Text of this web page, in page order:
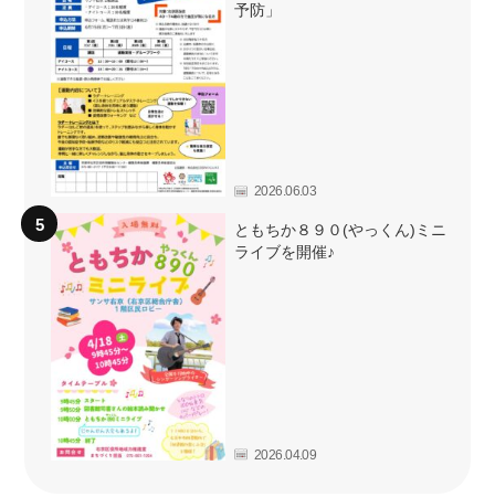
予防」
2026.06.03
ともちか８９０(やっくん)ミニ
ライブを開催♪
2026.04.09